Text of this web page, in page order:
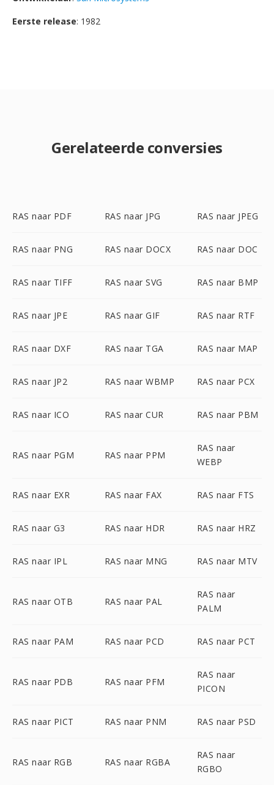
Eerste release: 1982
Gerelateerde conversies
RAS naar PDF RAS naar JPG RAS naar JPEG
RAS naar PNG RAS naar DOCX RAS naar DOC
RAS naar TIFF RAS naar SVG RAS naar BMP
RAS naar JPE RAS naar GIF RAS naar RTF
RAS naar DXF RAS naar TGA RAS naar MAP
RAS naar JP2 RAS naar WBMP RAS naar PCX
RAS naar ICO RAS naar CUR RAS naar PBM
RAS naar PGM RAS naar PPM
RAS naar
WEBP
RAS naar EXR RAS naar FAX RAS naar FTS
RAS naar G3 RAS naar HDR RAS naar HRZ
RAS naar IPL RAS naar MNG RAS naar MTV
RAS naar OTB RAS naar PAL
RAS naar
PALM
RAS naar PAM RAS naar PCD RAS naar PCT
RAS naar PDB RAS naar PFM
RAS naar
PICON
RAS naar PICT RAS naar PNM RAS naar PSD
RAS naar RGB RAS naar RGBA
RAS naar
RGBO